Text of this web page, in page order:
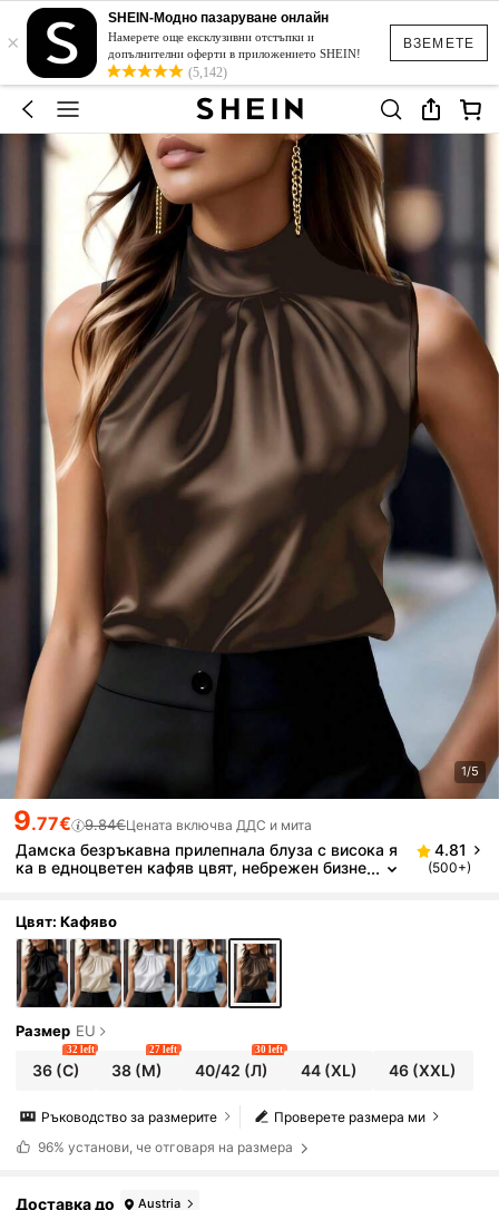
ВЗЕМЕТЕ
×
SHEIN-Модно пазаруване онлайн
Намерете още ексклузивни отстъпки и
допълнителни оферти в приложението SHEIN!
(5,142)
1/5
9.77€ 9.84€Цената включва ДДС и мита
Дамска безръкавна прилепнала блуза с висока я
ка в едноцветен кафяв цвят, небрежен бизне
4.81
(500+)
Цвят: Кафяво
Размер EU
36(С)
32 left
38 (М)
27 left
40/42 (Л)
30 left
44(XL) 46 (XXL)
Проверете размера ми
Ръководство за размерите
96% установи, че отговаря на размера
Доставка до Austria